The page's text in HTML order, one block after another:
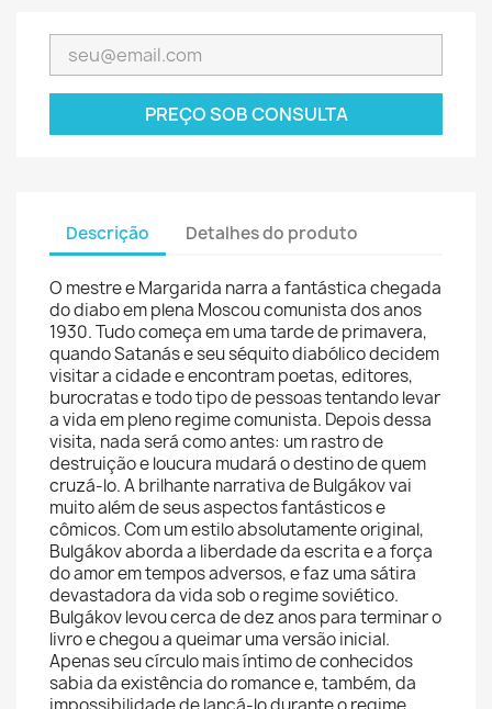
PREÇO SOB CONSULTA
Descrição Detalhes do produto
O mestre e Margarida narra a fantástica chegada
do diabo em plena Moscou comunista dos anos
1930. Tudo começa em uma tarde de primavera,
quando Satanás e seu séquito diabólico decidem
visitar a cidade e encontram poetas, editores,
burocratas e todo tipo de pessoas tentando levar
a vida em pleno regime comunista. Depois dessa
visita, nada será como antes: um rastro de
destruição e loucura mudará o destino de quem
cruzá-lo. A brilhante narrativa de Bulgákov vai
muito além de seus aspectos fantásticos e
cômicos. Com um estilo absolutamente original,
Bulgákov aborda a liberdade da escrita e a força
do amor em tempos adversos, e faz uma sátira
devastadora da vida sob o regime soviético.
Bulgákov levou cerca de dez anos para terminar o
livro e chegou a queimar uma versão inicial.
Apenas seu círculo mais íntimo de conhecidos
sabia da existência do romance e, também, da